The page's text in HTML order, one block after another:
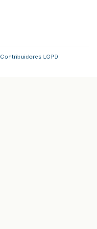
Contribuidores LGPD